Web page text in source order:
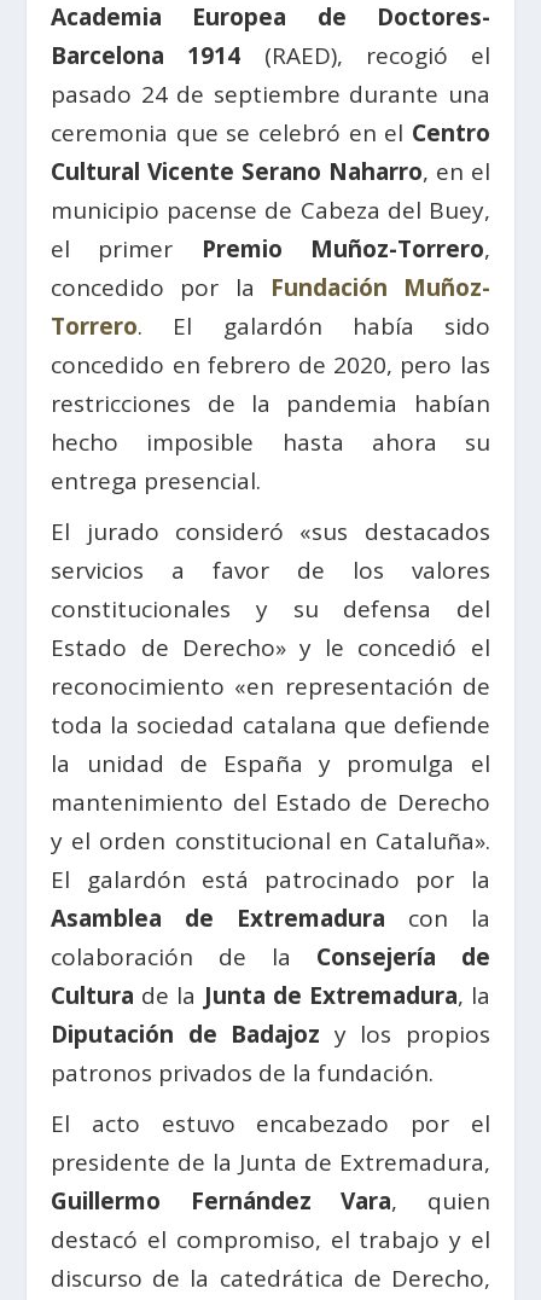
Academia Europea de Doctores-
Barcelona 1914 (RAED), recogió el
pasado 24 de septiembre durante una
ceremonia que se celebró en el Centro
Cultural Vicente Serano Naharro, en el
municipio pacense de Cabeza del Buey,
el primer Premio Muñoz-Torrero,
concedido por la Fundación Muñoz-
Torrero. El galardón había sido
concedido en febrero de 2020, pero las
restricciones de la pandemia habían
hecho imposible hasta ahora su
entrega presencial.
El jurado consideró «sus destacados
servicios a favor de los valores
constitucionales y su defensa del
Estado de Derecho» y le concedió el
reconocimiento «en representación de
toda la sociedad catalana que defiende
la unidad de España y promulga el
mantenimiento del Estado de Derecho
y el orden constitucional en Cataluña».
El galardón está patrocinado por la
Asamblea de Extremadura con la
colaboración de la Consejería de
Cultura de la Junta de Extremadura, la
Diputación de Badajoz y los propios
patronos privados de la fundación.
El acto estuvo encabezado por el
presidente de la Junta de Extremadura,
Guillermo Fernández Vara, quien
destacó el compromiso, el trabajo y el
discurso de la catedrática de Derecho,